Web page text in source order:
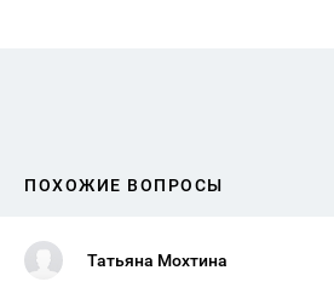
ПОХОЖИЕ ВОПРОСЫ
Татьяна Мохтина